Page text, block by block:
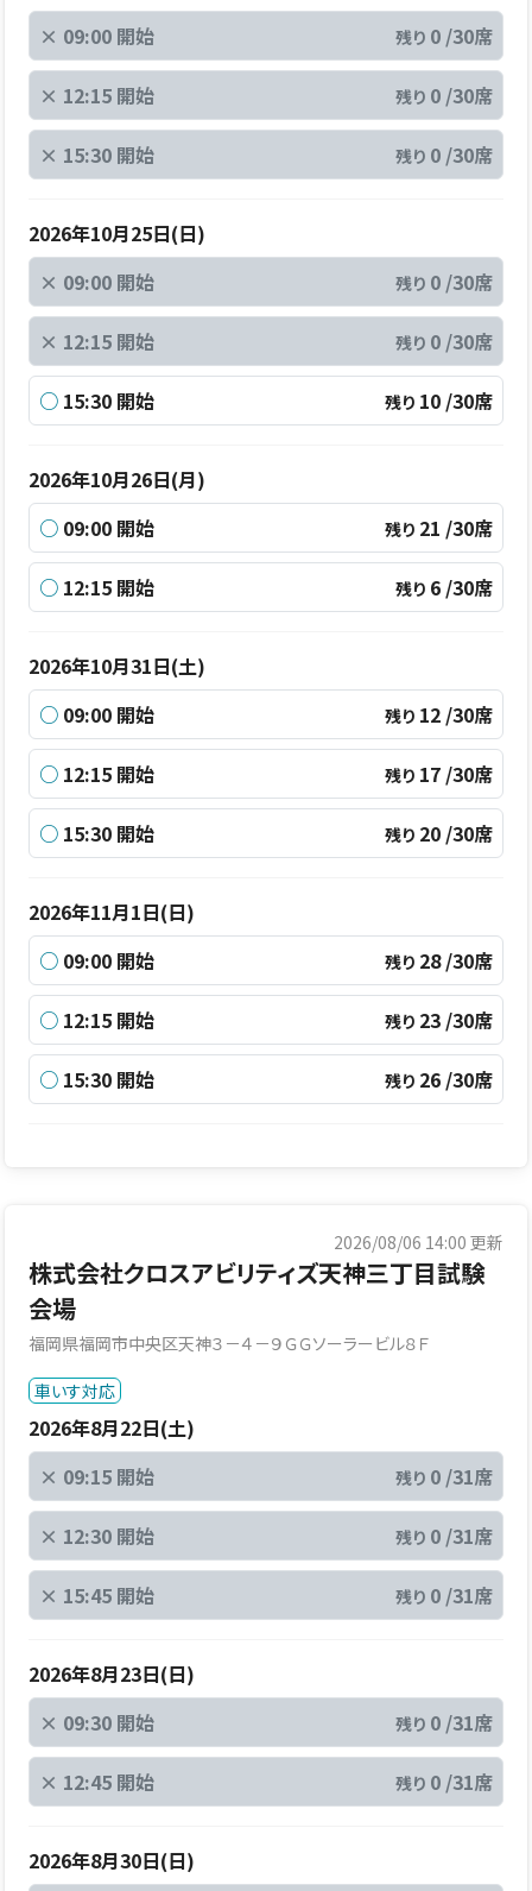
× 09:00 開始 残り0 /30席
× 12:15 開始 残り0 /30席
× 15:30 開始 残り0 /30席
2026年10月25日(日)
× 09:00 開始 残り0 /30席
× 12:15 開始 残り0 /30席
○ 15:30 開始 残り10 /30席
2026年10月26日(月)
○ 09:00 開始 残り21 /30席
○ 12:15 開始 残り6 /30席
2026年10月31日(土)
○ 09:00 開始 残り12 /30席
○ 12:15 開始 残り17 /30席
○ 15:30 開始 残り20 /30席
2026年11月1日(日)
○ 09:00 開始 残り28 /30席
○ 12:15 開始 残り23 /30席
○ 15:30 開始 残り26 /30席
2026/08/06 14:00 更新
株式会社クロスアビリティズ天神三丁目試験
会場
福岡県福岡市中央区天神３－４－９ＧＧソーラービル８Ｆ
車いす対応
2026年8月22日(土)
× 09:15 開始 残り0 /31席
× 12:30 開始 残り0 /31席
× 15:45 開始 残り0 /31席
2026年8月23日(日)
× 09:30 開始 残り0 /31席
× 12:45 開始 残り0 /31席
2026年8月30日(日)